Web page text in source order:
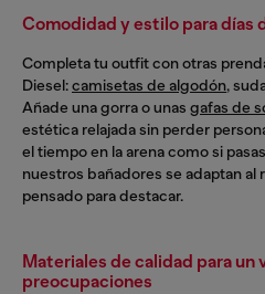
Comodidad y estilo para días
Completa tu outfit con otras
Diesel:camisetas de algodón,
Añade una gorra o unas gafas de
estética relajada sin perder
el tiempo en la arena como si
nuestros bañadores se adaptan al
pensado para destacar.
Materiales de calidad para un
preocupaciones